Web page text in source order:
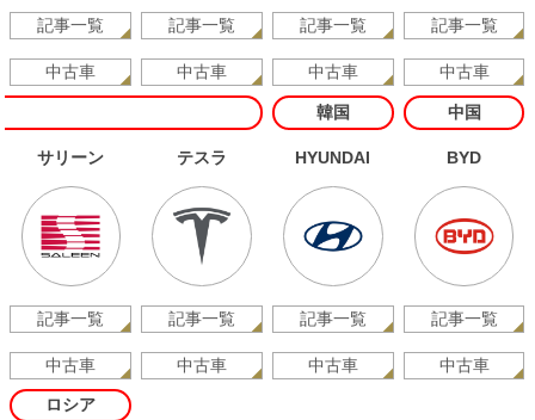
記事一覧
中古車
記事一覧
中古車
記事一覧
中古車
記事一覧
中古車
サリーン
記事一覧
中古車
テスラ
記事一覧
中古車
韓国
HYUNDAI
記事一覧
中古車
中国
BYD
記事一覧
中古車
ロシア